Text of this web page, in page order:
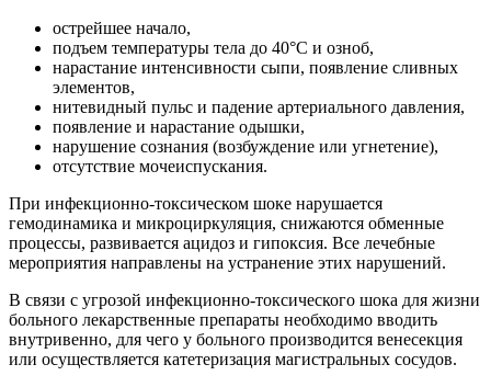
острейшее начало,
подъем температуры тела до 40°С и озноб,
нарастание интенсивности сыпи, появление сливных
элементов,
нитевидный пульс и падение артериального давления,
появление и нарастание одышки,
нарушение сознания (возбуждение или угнетение),
отсутствие мочеиспускания.
При инфекционно-токсическом шоке нарушается
гемодинамика и микроциркуляция, снижаются обменные
процессы, развивается ацидоз и гипоксия. Все лечебные
мероприятия направлены на устранение этих нарушений.
В связи с угрозой инфекционно-токсического шока для жизни
больного лекарственные препараты необходимо вводить
внутривенно, для чего у больного производится венесекция
или осуществляется катетеризация магистральных сосудов.